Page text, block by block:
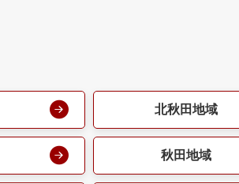
北秋田地域
秋田地域